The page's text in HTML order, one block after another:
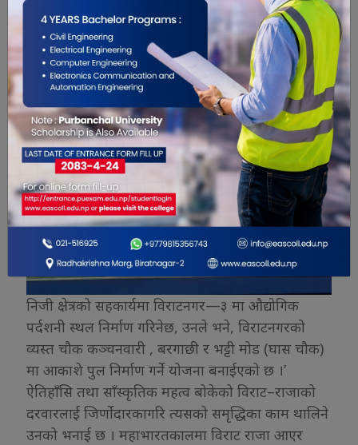
केन्द्रको निर्माण गरिने छ । यसकालागि स्थानीयले ५ विगाहा
जग्गा निशूल्क उपलब्ध गराईसकेको पराजुलीले बताए ।
सडक किनारमा बसिरहेका सुकुम्बासी परिवारलाई
विराटनगर—१९ मा स्थानान्तरण गर्न आवश्यक जग्गा खरिद
गरिसकिएको उनले जानकारी दिए ।
निजी क्षेत्रको सहकार्यमा विराटनगर—३ मा औद्योगिक
पर्दशनी स्थल निर्माण गरिनेछ, उनले भने, विराटनगरको
व्यस्त चौक कञ्चनवारी , बरगाछी र भट्टी मोड (घास चौक)
मा आकाशे पुल निर्माण गर्ने योजना बनाईएको छ ।’
ऐतिहाँसि तथा साँस्कृतिक महत्व बोकेको विराट–राजाको
दरवारलाई जिर्णोदारकागरि त्यसको समृद्धिका काम थालिने
उनको भनाई छ । महाभारतकालमा विराट राजा आएर